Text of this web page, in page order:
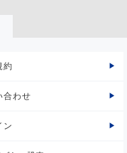
約
合わせ
ン